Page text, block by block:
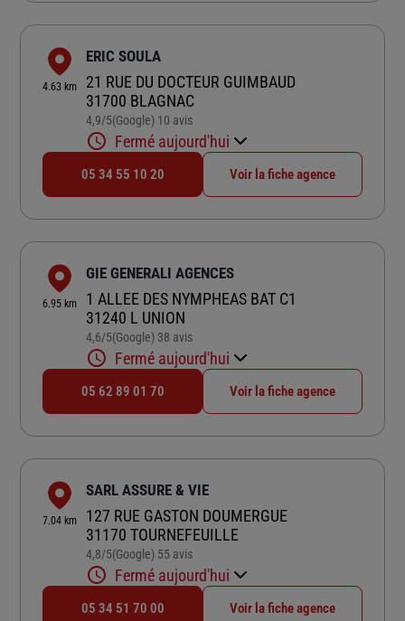
4.63 km
ERIC SOULA
21 RUE DU DOCTEUR GUIMBAUD
31700 BLAGNAC
4,9/5Note de 4.9 sur 5
(Google) 10 avis
Fermé aujourd'hui
05 34 55 10 20 Voir la fiche agence
6.95 km
GIE GENERALI AGENCES
1 ALLEE DES NYMPHEAS BAT C1
31240 L UNION
4,6/5Note de 4.6 sur 5
(Google) 38 avis
Fermé aujourd'hui
05 62 89 01 70 Voir la fiche agence
7.04 km
SARL ASSURE & VIE
127 RUE GASTON DOUMERGUE
31170 TOURNEFEUILLE
4,8/5Note de 4.8 sur 5
(Google) 55 avis
Fermé aujourd'hui
05 34 51 70 00 Voir la fiche agence